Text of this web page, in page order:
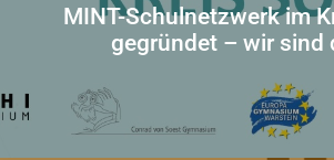
MINT-Schulnetzwerk im
gegründet – wir sind